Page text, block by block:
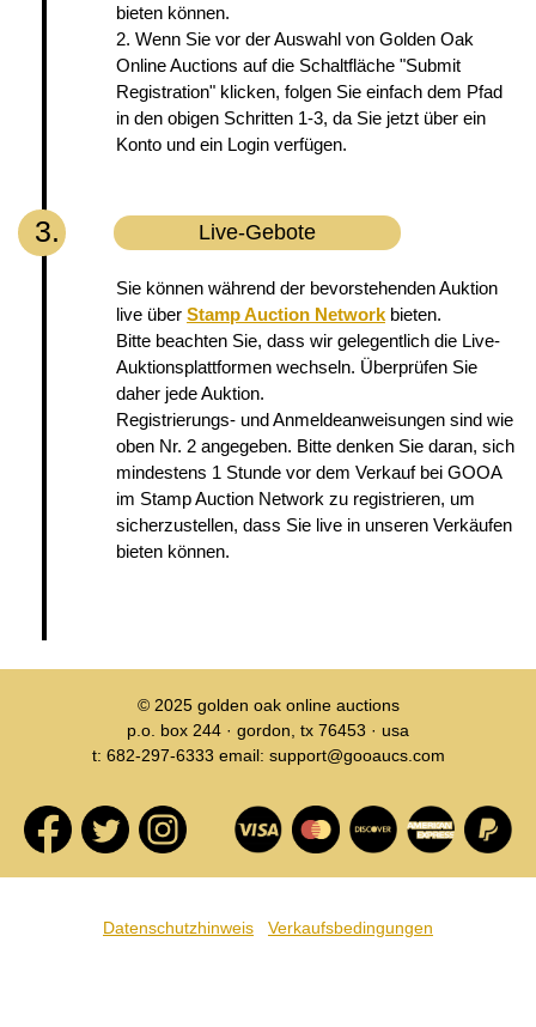
bieten können.
2. Wenn Sie vor der Auswahl von Golden Oak
Online Auctions auf die Schaltfläche "Submit
Registration" klicken, folgen Sie einfach dem Pfad
in den obigen Schritten 1-3, da Sie jetzt über ein
Konto und ein Login verfügen.
3. Live-Gebote
Sie können während der bevorstehenden Auktion
live über Stamp Auction Network bieten.
Bitte beachten Sie, dass wir gelegentlich die Live-
Auktionsplattformen wechseln. Überprüfen Sie
daher jede Auktion.
Registrierungs- und Anmeldeanweisungen sind wie
oben Nr. 2 angegeben. Bitte denken Sie daran, sich
mindestens 1 Stunde vor dem Verkauf bei GOOA
im Stamp Auction Network zu registrieren, um
sicherzustellen, dass Sie live in unseren Verkäufen
bieten können.
© 2025 golden oak online auctions
p.o. box 244 · gordon, tx 76453 · usa
t: 682-297-6333 email: support@gooaucs.com
Datenschutzhinweis Verkaufsbedingungen